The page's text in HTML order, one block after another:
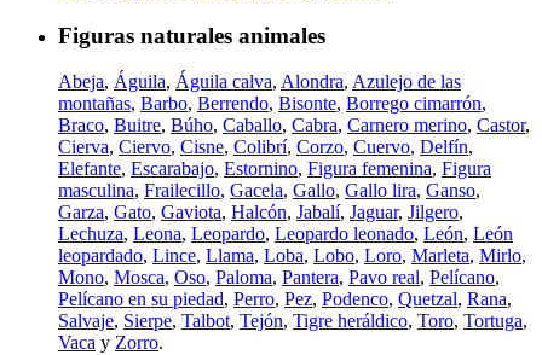
Figuras naturales animales
Abeja, Águila, Águila calva, Alondra, Azulejo de las
montañas, Barbo, Berrendo, Bisonte, Borrego cimarrón,
Braco, Buitre, Búho, Caballo, Cabra, Carnero merino, Castor,
Cierva, Ciervo, Cisne, Colibrí, Corzo, Cuervo, Delfín,
Elefante, Escarabajo, Estornino, Figura femenina, Figura
masculina, Frailecillo, Gacela, Gallo, Gallo lira, Ganso,
Garza, Gato, Gaviota, Halcón, Jabalí, Jaguar, Jilgero,
Lechuza, Leona, Leopardo, Leopardo leonado, León, León
leopardado, Lince, Llama, Loba, Lobo, Loro, Marleta, Mirlo,
Mono, Mosca, Oso, Paloma, Pantera, Pavo real, Pelícano,
Pelícano en su piedad, Perro, Pez, Podenco, Quetzal, Rana,
Salvaje, Sierpe, Talbot, Tejón, Tigre heráldico, Toro, Tortuga,
Vaca y Zorro.